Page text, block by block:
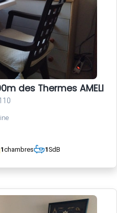
des Thermes AMELIE
1chambres 1SdB